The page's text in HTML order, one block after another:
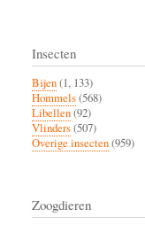
Insecten
Bijen(1, 133)
Hommels(568)
Libellen(92)
Vlinders(507)
Overige insecten(959)
Zoogdieren